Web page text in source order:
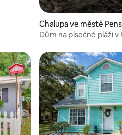
Chalupa ve městě
Dům na písečné pláži v